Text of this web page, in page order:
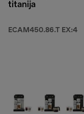
titanija
ECAM450.86.T EX:4